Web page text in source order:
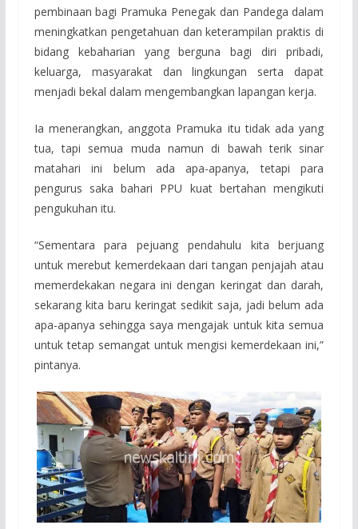
pembinaan bagi Pramuka Penegak dan Pandega dalam
meningkatkan pengetahuan dan keterampilan praktis di
bidang kebaharian yang berguna bagi diri pribadi,
keluarga, masyarakat dan lingkungan serta dapat
menjadi bekal dalam mengembangkan lapangan kerja.
Ia menerangkan, anggota Pramuka itu tidak ada yang
tua, tapi semua muda namun di bawah terik sinar
matahari ini belum ada apa-apanya, tetapi para
pengurus saka bahari PPU kuat bertahan mengikuti
pengukuhan itu.
“Sementara para pejuang pendahulu kita berjuang
untuk merebut kemerdekaan dari tangan penjajah atau
memerdekakan negara ini dengan keringat dan darah,
sekarang kita baru keringat sedikit saja, jadi belum ada
apa-apanya sehingga saya mengajak untuk kita semua
untuk tetap semangat untuk mengisi kemerdekaan ini,”
pintanya.